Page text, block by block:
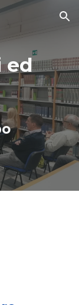
Skip to navigation
ed